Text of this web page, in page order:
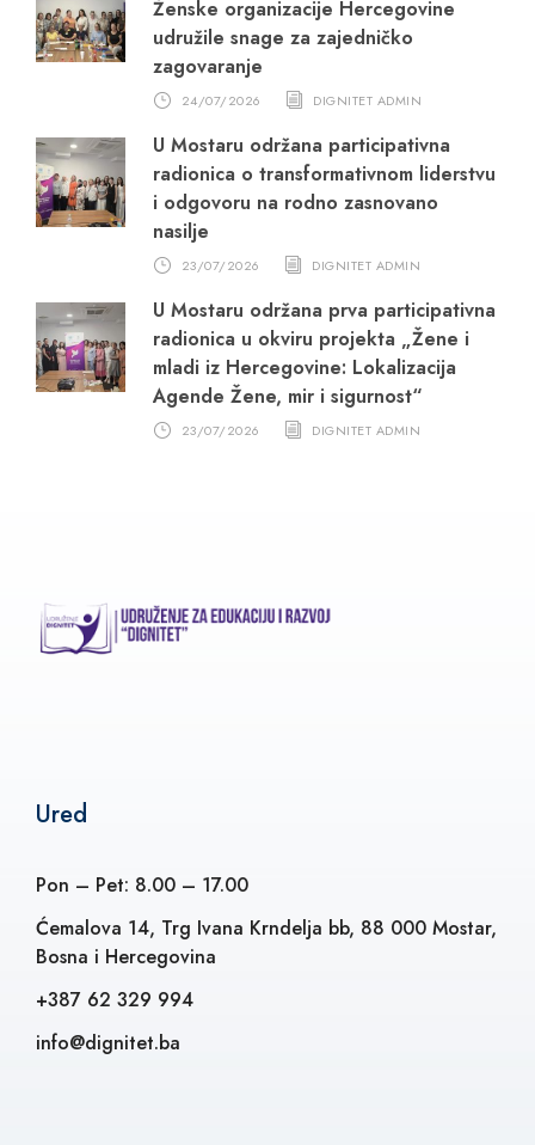
Ženske organizacije Hercegovine
udružile snage za zajedničko
zagovaranje
24/07/2026 DIGNITET ADMIN
U Mostaru održana participativna
radionica o transformativnom liderstvu
i odgovoru na rodno zasnovano
nasilje
23/07/2026 DIGNITET ADMIN
U Mostaru održana prva participativna
radionica u okviru projekta „Žene i
mladi iz Hercegovine: Lokalizacija
Agende Žene, mir i sigurnost“
23/07/2026 DIGNITET ADMIN
Ured
Pon – Pet: 8.00 – 17.00
Ćemalova 14, Trg Ivana Krndelja bb, 88 000 Mostar,
Bosna i Hercegovina
+387 62 329 994
info@dignitet.ba